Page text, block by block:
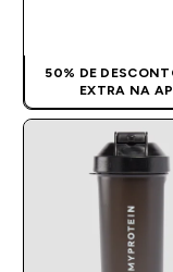
50% DE
EXTRA NA